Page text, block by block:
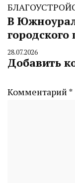
В
By
CHELINDUSTRY
28.07.2026
Добавить
Комментарий *